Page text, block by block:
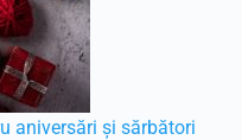
aniversări și sărbători